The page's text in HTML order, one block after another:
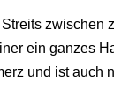
ein ganzes
und ist auch